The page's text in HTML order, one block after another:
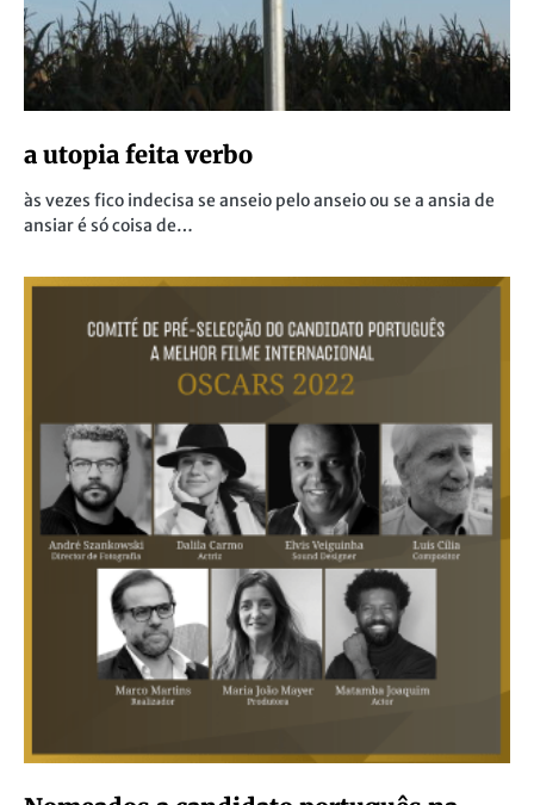
a utopia feita verbo
às vezes fico indecisa se anseio pelo anseio ou se a ansia de
ansiar é só coisa de…